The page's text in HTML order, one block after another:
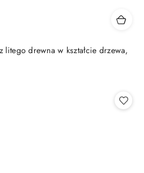
litego drewna w kształcie drzewa,